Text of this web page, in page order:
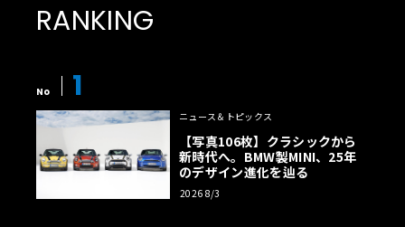
RANKING
No 1
ニュース＆トピックス
【写真106枚】クラシックから
新時代へ。BMW製MINI、25年
のデザイン進化を辿る
2026 8/3